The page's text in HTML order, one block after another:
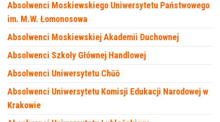
Absolwenci Moskiewskiego Uniwersytetu Państwowego
im. M.W. Łomonosowa
Absolwenci Moskiewskiej Akademii Duchownej
Absolwenci Szkoły Głównej Handlowej
Absolwenci Uniwersytetu Chūō
Absolwenci Uniwersytetu Komisji Edukacji Narodowej w
Krakowie